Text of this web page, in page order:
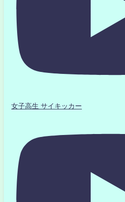
女子高生 サイキッカー